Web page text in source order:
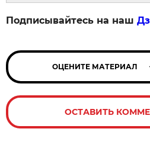
Подписывайтесь на наш
ОЦЕНИТЕ МАТЕРИАЛ
ОСТАВИТЬ